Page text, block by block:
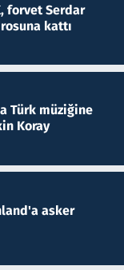
forvet Serdar
kattı
Türk müziğine
Koray
asker